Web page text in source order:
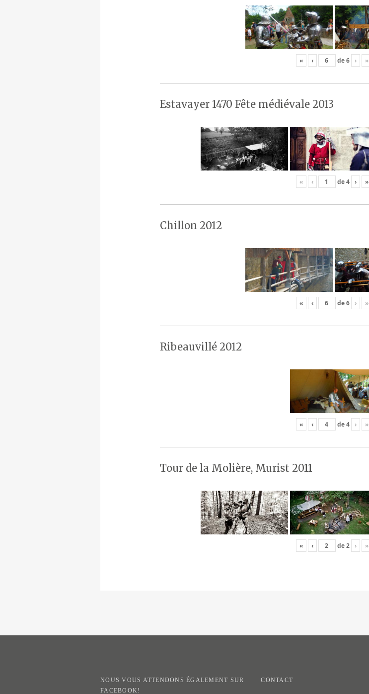
« ‹ de6 › »
Estavayer 1470 Fête médiévale 2013
« ‹ de4 › »
Chillon 2012
« ‹ de6 › »
Ribeauvillé 2012
« ‹ de4 › »
Tour de la Molière, Murist 2011
« ‹ de2 › »
NOUS VOUS ATTENDONS ÉGALEMENT SUR
FACEBOOK!
CONTACT